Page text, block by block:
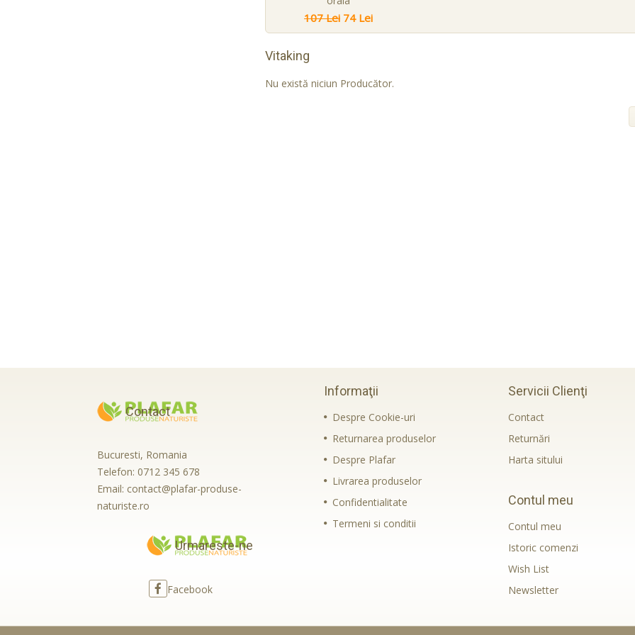
107 Lei 74 Lei
Vitaking
Nu există niciun Producător.
Contact
Bucuresti, Romania
Telefon: 0712 345 678
Email: contact@plafar-produse-
naturiste.ro
Urmareste-ne
Facebook
Informaţii
Despre Cookie-uri
Returnarea produselor
Despre Plafar
Livrarea produselor
Confidentialitate
Termeni si conditii
Servicii Clienţi
Contact
Returnări
Harta sitului
Contul meu
Contul meu
Istoric comenzi
Wish List
Newsletter